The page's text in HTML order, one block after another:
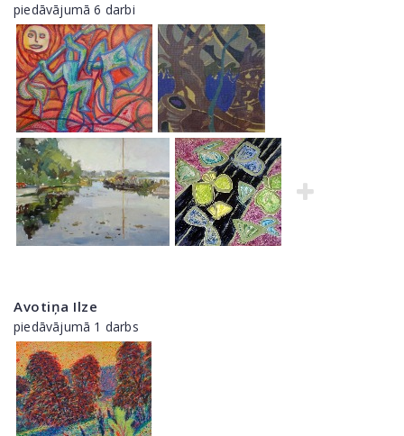
piedāvājumā 6 darbi
Avotiņa Ilze
piedāvājumā 1 darbs